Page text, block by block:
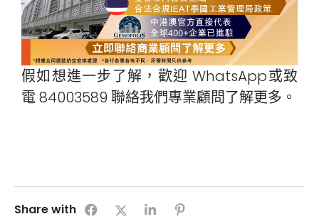
假如想進一步了解，歡迎 WhatsApp或致
電 84003589 聯絡我們專業顧問了解更多。
Share with